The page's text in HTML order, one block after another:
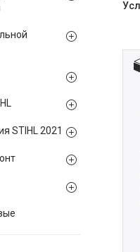
STIHL 2021